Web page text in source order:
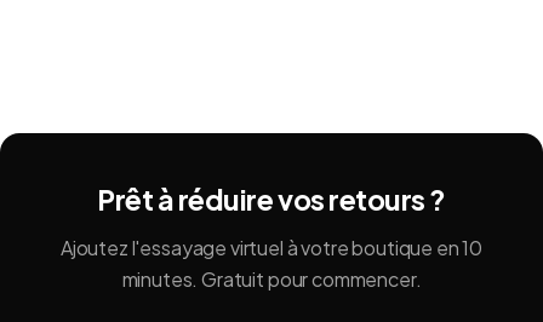
Prêt à réduire vos retours ?
Ajoutez l'essayage virtuel à votre boutique en 10
minutes. Gratuit pour commencer.